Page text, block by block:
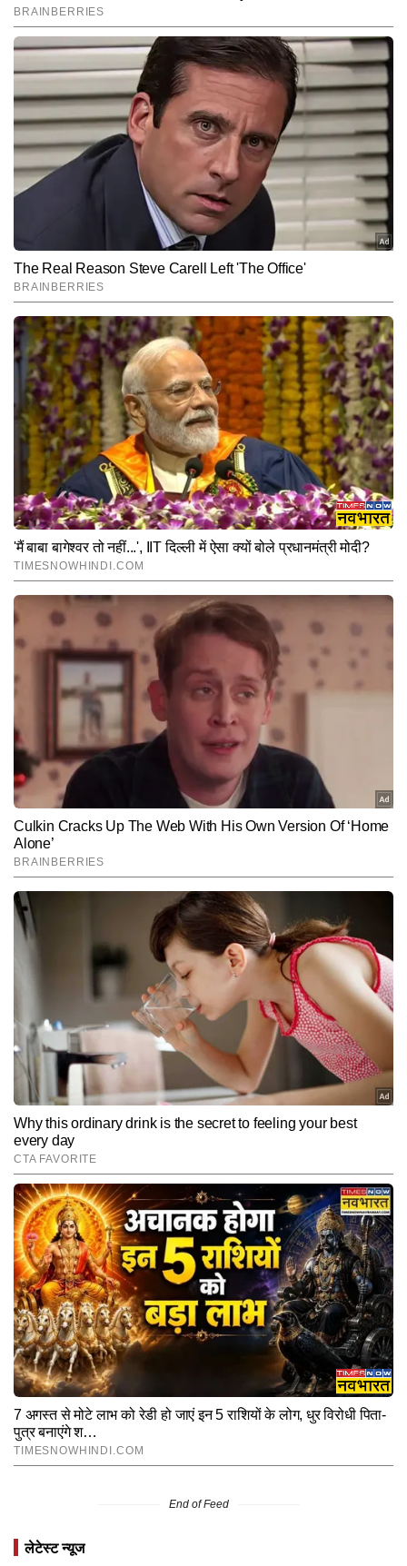
End of Feed
लेटेस्ट न्यूज